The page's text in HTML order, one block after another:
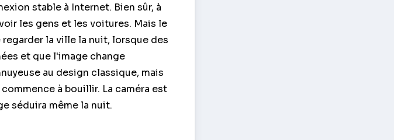
stable à Internet. Bien sûr, à
les gens et les voitures. Mais le
la ville la nuit, lorsque des
et que l'image change
au design classique, mais
à bouillir. La caméra est
séduira même la nuit.